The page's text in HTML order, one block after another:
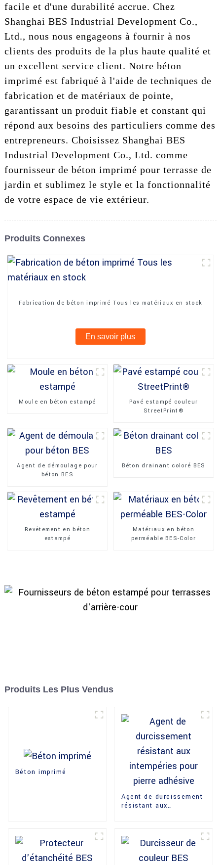
facile et d'une durabilité accrue. Chez
Shanghai BES Industrial Development Co.,
Ltd., nous nous engageons à fournir à nos
clients des produits de la plus haute qualité et
un excellent service client. Notre béton
imprimé est fabriqué à l'aide de techniques de
fabrication et de matériaux de pointe,
garantissant un produit fiable et constant qui
répond aux besoins des particuliers comme des
entrepreneurs. Choisissez Shanghai BES
Industrial Development Co., Ltd. comme
fournisseur de béton imprimé pour terrasse de
jardin et sublimez le style et la fonctionnalité
de votre espace de vie extérieur.
Produits Connexes
Fabrication de béton imprimé Tous les matériaux en stock
En savoir plus
Moule en béton estampé
Pavé estampé couleur
StreetPrint®
Agent de démoulage pour
béton BES
Béton drainant coloré BES
Revêtement en béton
estampé
Matériaux en béton
perméable BES-Color
Produits Les Plus Vendus
Béton imprimé
Agent de durcissement
résistant aux